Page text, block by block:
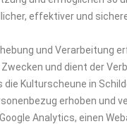
effektiver und
und Verarbeitung
und dient der
die Kulturscheune in
erhoben und
Analytics, einen